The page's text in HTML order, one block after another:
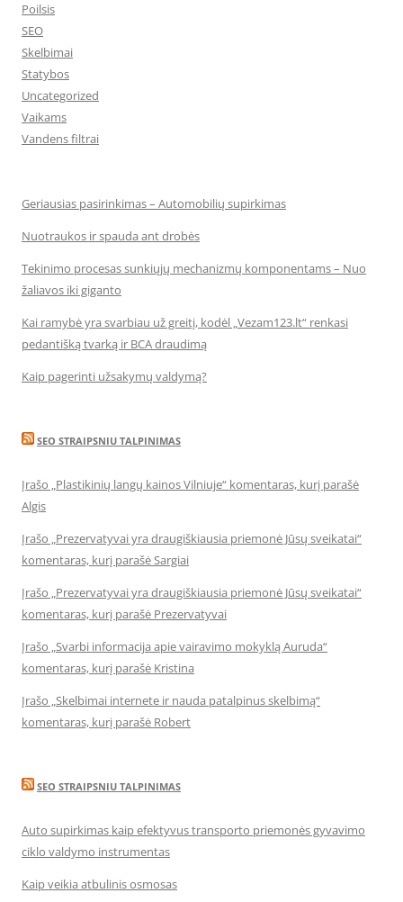
Poilsis
SEO
Skelbimai
Statybos
Uncategorized
Vaikams
Vandens filtrai
Geriausias pasirinkimas – Automobilių supirkimas
Nuotraukos ir spauda ant drobės
Tekinimo procesas sunkiųjų mechanizmų komponentams – Nuo
žaliavos iki giganto
Kai ramybė yra svarbiau už greitį, kodėl „Vezam123.lt“ renkasi
pedantišką tvarką ir BCA draudimą
Kaip pagerinti užsakymų valdymą?
SEO STRAIPSNIU TALPINIMAS
Įrašo „Plastikinių langų kainos Vilniuje“ komentaras, kurį parašė
Algis
Įrašo „Prezervatyvai yra draugiškiausia priemonė Jūsų sveikatai“
komentaras, kurį parašė Sargiai
Įrašo „Prezervatyvai yra draugiškiausia priemonė Jūsų sveikatai“
komentaras, kurį parašė Prezervatyvai
Įrašo „Svarbi informacija apie vairavimo mokyklą Auruda“
komentaras, kurį parašė Kristina
Įrašo „Skelbimai internete ir nauda patalpinus skelbimą“
komentaras, kurį parašė Robert
SEO STRAIPSNIU TALPINIMAS
Auto supirkimas kaip efektyvus transporto priemonės gyvavimo
ciklo valdymo instrumentas
Kaip veikia atbulinis osmosas